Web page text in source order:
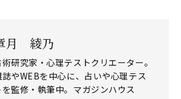
月 綾乃
術研究家・心理テストクリエーター。
誌やWEBを中心に、占いや心理テス
を監修・執筆中。マガジンハウス